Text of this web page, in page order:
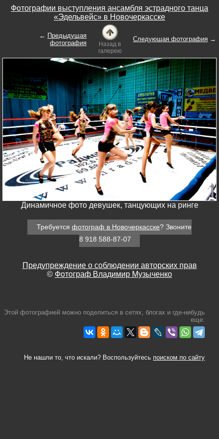
Фотографии выступления ансамбля эстрадного танца
«Эдельвейс» в Новочеркасске
← Предыдущая
фотография
Назад в
галерею
Следующая фотография →
Динамичное фото девушек, танцующих на ринге
Требуется фотограф в Новочеркасске? Звоните
8 918 588-87-07
Предупреждение о соблюдении авторских прав
© Фотограф Владимир Музыченко
Этой фотографией можно поделиться в сетях, блогах и где-нибудь
еще:
Не нашли то, что искали? Воспользуйтесь поиском по сайту